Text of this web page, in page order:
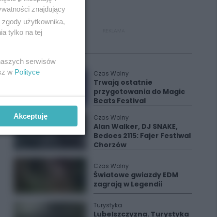
Czas Wolny
Trwają ostatnie
przygotowania do Magic
Beats Festival
Czas Wolny
Alan Walker, DJ SNAKE,
Bedoes 2115: Fajer Festiwal
Chorzów
Czas Wolny
Światowe gwiazdy EDM
zagrają w Legendii
Turystyka
Lubelszczyzna. Turystyka
znajdujący
użytkownika,
tylko na tej
serwisów
w Polityce
Akceptuję